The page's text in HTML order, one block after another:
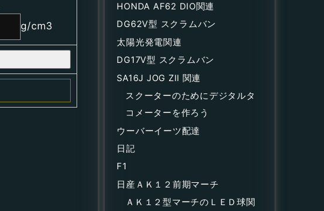
g/cm3
HONDA AF62 DIO関連
DG62V型 スクラムバン
太陽光発電関連
DG17V型 スクラムバン
SA16J JOG ZII 関連
スクーターのためにデジタルタ
コメーターを作ろう
ウーバーイーツ配達
日記
F1
日産ＡＫ１２前期マーチ
ＡＫ１２型マーチのＬＥＤ球関